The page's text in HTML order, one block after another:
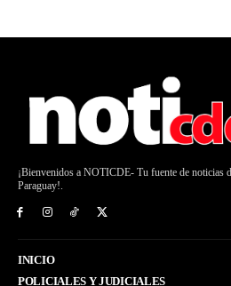
¡Bienvenidos a NOTICDE- Tu fuente de noticias
Paraguay!.
INICIO
POLICIALES Y JUDICIALES